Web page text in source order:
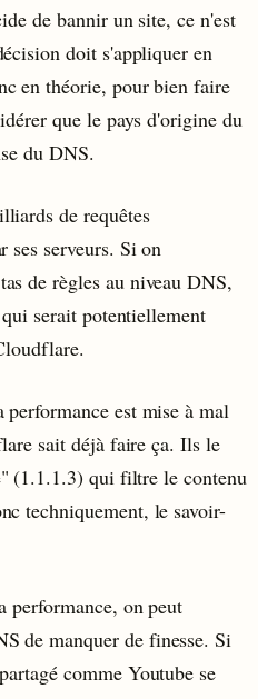
de bannir un site, ce n'est
doit s'appliquer en
en théorie, pour bien faire
que le pays d'origine du
du DNS.
de requêtes
ses serveurs. Si on
de règles au niveau DNS,
serait potentiellement
performance est mise à mal
sait déjà faire ça. Ils le
(1.1.1.3) qui filtre le contenu
techniquement, le savoir-
performance, on peut
de manquer de finesse. Si
comme Youtube se